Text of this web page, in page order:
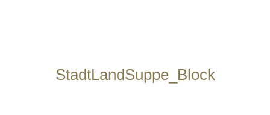
StadtLandSuppe_Block